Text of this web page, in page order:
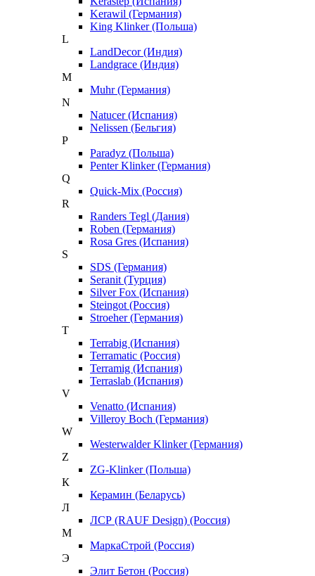
Kerawil (Германия)
King Klinker (Польша)
L
LandDecor (Индия)
Landgrace (Индия)
M
Muhr (Германия)
N
Natucer (Испания)
Nelissen (Бельгия)
P
Paradyz (Польша)
Penter Klinker (Германия)
Q
Quick-Mix (Россия)
R
Randers Tegl (Дания)
Roben (Германия)
Rosa Gres (Испания)
S
SDS (Германия)
Seranit (Турция)
Silver Fox (Испания)
Steingot (Россия)
Stroeher (Германия)
T
Terrabig (Испания)
Terramatic (Россия)
Terramig (Испания)
Terraslab (Испания)
V
Venatto (Испания)
Villeroy Boch (Германия)
W
Westerwalder Klinker (Германия)
Z
ZG-Klinker (Польша)
К
Керамин (Беларусь)
Л
ЛСР (RAUF Design) (Россия)
М
МаркаСтрой (Россия)
Э
Элит Бетон (Россия)